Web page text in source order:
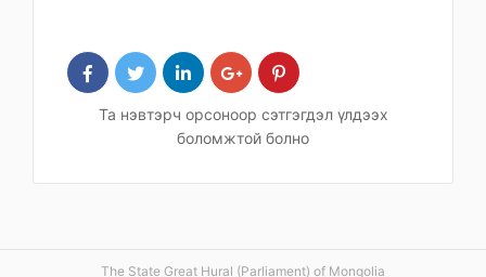
Та нэвтэрч орсоноор сэтгэгдэл үлдээх
боломжтой болно
The State Great Hural (Parliament) of Mongolia